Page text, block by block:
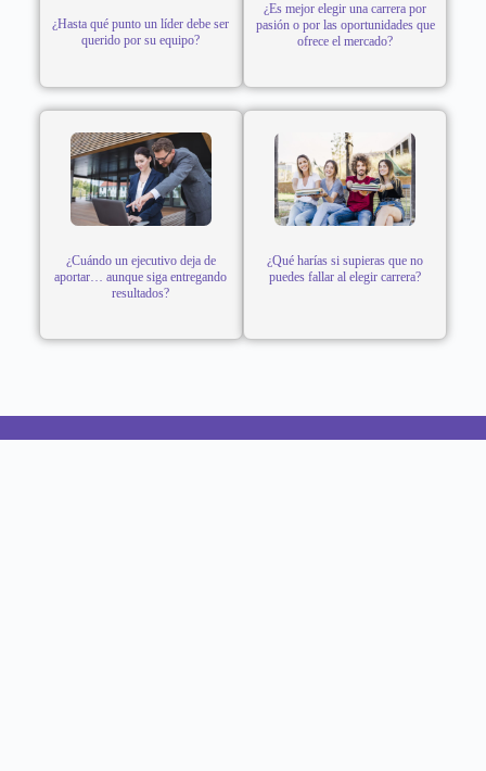
¿Hasta qué punto un líder debe ser
querido por su equipo?
¿Es mejor elegir una carrera por
pasión o por las oportunidades que
ofrece el mercado?
¿Cuándo un ejecutivo deja de
aportar… aunque siga entregando
resultados?
¿Qué harías si supieras que no
puedes fallar al elegir carrera?